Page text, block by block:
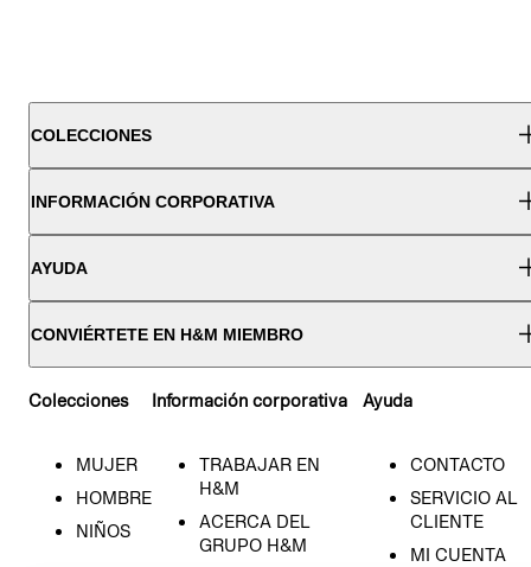
COLECCIONES
INFORMACIÓN CORPORATIVA
AYUDA
CONVIÉRTETE EN H&M MIEMBRO
Colecciones
MUJER
HOMBRE
NIÑOS
Información corporativa
TRABAJAR EN
H&M
ACERCA DEL
GRUPO H&M
Ayuda
CONTACTO
SERVICIO AL
CLIENTE
MI CUENTA
RECIÉN NACIDO